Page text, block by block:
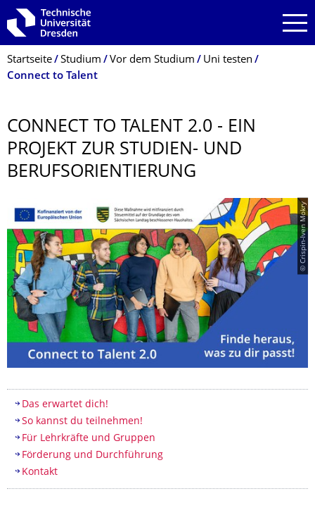
Zur Hauptnavigation springen
Zur Suche springen
Zum Inhalt springen
Breadcrumb-Menü
Startseite Studium Vor dem Studium
Uni testen
Connect to Talent
CONNECT TO TALENT 2.0 - EIN
PROJEKT ZUR STUDIEN- UND
BERUFSORIENTIE­RUNG
© Crispin-Iven Mokry
Inhaltsverzeichnis
Das erwartet dich!
So kannst du teilnehmen!
Für Lehrkräfte und Gruppen
Förderung und Durchführung
Kontakt